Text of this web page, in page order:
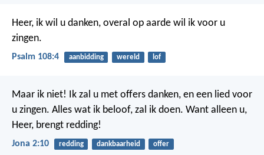
Heer, ik wil u danken, overal op aarde wil ik voor u
zingen.
Psalm 108:4 aanbidding wereld lof
Maar ik niet! Ik zal u met offers danken, en een lied voor
u zingen. Alles wat ik beloof, zal ik doen. Want alleen u,
Heer, brengt redding!
Jona 2:10 redding dankbaarheid offer